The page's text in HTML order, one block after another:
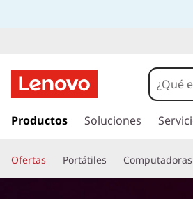
r
c
o
Productos Soluciones
Ofertas Portátiles